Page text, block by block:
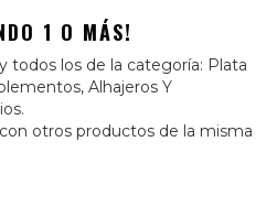
1 O MÁS!
todos los de la categoría: Plata
Alhajeros Y
otros productos de la misma